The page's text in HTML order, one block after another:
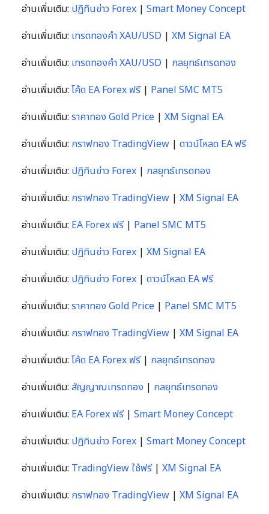
อ่านเพิ่มเติม: ปฏิทินข่าว Forex | Smart Money Concept
อ่านเพิ่มเติม: เทรดทองคำ XAU/USD | XM Signal EA
อ่านเพิ่มเติม: เทรดทองคำ XAU/USD | กลยุทธ์เทรดทอง
อ่านเพิ่มเติม: โค้ด EA Forex ฟรี| Panel SMC MT5
อ่านเพิ่มเติม: ราคาทอง Gold Price | XM Signal EA
อ่านเพิ่มเติม: กราฟทอง TradingView | ดาวน์โหลด EA ฟรี
อ่านเพิ่มเติม: ปฏิทินข่าว Forex | กลยุทธ์เทรดทอง
อ่านเพิ่มเติม: กราฟทอง TradingView | XM Signal EA
อ่านเพิ่มเติม: EA Forex ฟรี| Panel SMC MT5
อ่านเพิ่มเติม: ปฏิทินข่าว Forex | XM Signal EA
อ่านเพิ่มเติม: ปฏิทินข่าว Forex | ดาวน์โหลด EA ฟรี
อ่านเพิ่มเติม: ราคาทอง Gold Price | Panel SMC MT5
อ่านเพิ่มเติม: กราฟทอง TradingView | XM Signal EA
อ่านเพิ่มเติม: โค้ด EA Forex ฟรี| กลยุทธ์เทรดทอง
อ่านเพิ่มเติม: สัญญาณเทรดทอง | กลยุทธ์เทรดทอง
อ่านเพิ่มเติม: EA Forex ฟรี| Smart Money Concept
อ่านเพิ่มเติม: ปฏิทินข่าว Forex | Smart Money Concept
อ่านเพิ่มเติม: TradingView ใช้ฟรี| XM Signal EA
อ่านเพิ่มเติม: กราฟทอง TradingView | XM Signal EA